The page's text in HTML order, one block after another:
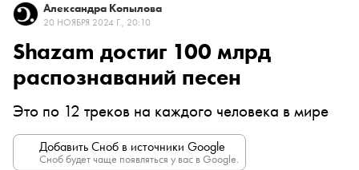
Александра Копылова
20 НОЯБРЯ 2024 Г., 20:10
Shazam достиг 100 млрд
распознаваний песен
Это по 12 треков на каждого человека в мире
Добавить Сноб в источники Google
Сноб будет чаще появляться у вас в Google.